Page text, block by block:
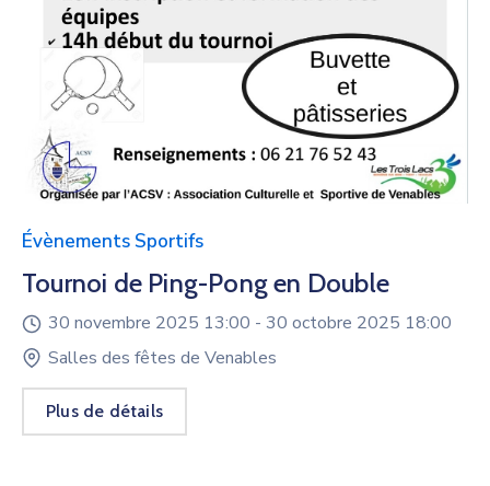
Évènements Sportifs
Tournoi de Ping-Pong en Double
30 novembre 2025 13:00 - 30 octobre 2025 18:00
Salles des fêtes de Venables
Plus de détails